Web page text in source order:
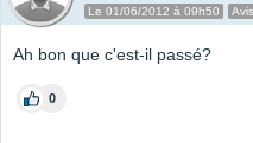
Le 01/06/2012 à 09h50
Ah bon que c'est-il passé?
0